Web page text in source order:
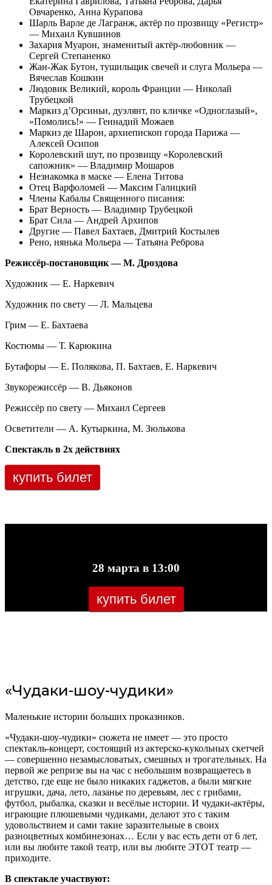
Овчаренко, Анна Курапова
Шарль Варле де Лагранж, актёр по прозвищу «Регистр»
— Михаил Кувшинов
Захария Муарон, знаменитый актёр-любовник —
Сергей Степаненко
Жан-Жак Бутон, тушильщик свечей и слуга Мольера —
Вячеслав Кошкин
Людовик Великий, король Франции — Николай
Трубецкой
Маркиз д’Орсиньи, дуэлянт, по кличке «Одноглазый»,
«Помолись!» — Геннадий Можаев
Маркиз де Шарон, архиепископ города Парижа —
Алексей Осипов
Королевский шут, по прозвищу «Королевский
сапожник» — Владимир Мошаров
Незнакомка в маске — Елена Титова
Отец Варфоломей — Максим Галицкий
Члены Кабалы Священного писания:
Брат Верность — Владимир Трубецкой
Брат Сила — Андрей Архипов
Другие — Павел Бахтаев, Дмитрий Костылев
Рено, нянька Мольера — Татьяна Реброва
Режиссёр-постановщик — М. Дроздова
Художник — Е. Наркевич
Художник по свету — Л. Мальцева
Грим — Е. Бахтаева
Костюмы — Т. Карюкина
Бутафоры — Е. Полякова, П. Бахтаев, Е. Наркевич
Звукорежиссёр — В. Дьяконов
Режиссёр по свету — Михаил Сергеев
Осветители — А. Кутыркина, М. Зюлькова
Спектакль в 2х действиях
купить билет
28 марта в 13:00
купить билет
«Чудаки-шоу-чудики»
Маленькие истории больших проказников.
«Чудаки-шоу-чудики» сюжета не имеет — это просто
спектакль-концерт, состоящий из актерско-кукольных скетчей
— совершенно незамысловатых, смешных и трогательных. На
первой же репризе вы на час с небольшим возвращаетесь в
детство, где еще не было никаких гаджетов, а были мягкие
игрушки, дача, лето, лазанье по деревьям, лес с грибами,
футбол, рыбалка, сказки и весёлые истории. И чудаки-актёры,
играющие плюшевыми чудиками, делают это с таким
удовольствием и сами такие заразительные в своих
разноцветных комбинезонах… Если у вас есть дети от 6 лет,
или вы любите такой театр, или вы любите ЭТОТ театр —
приходите.
В спектакле участвуют: